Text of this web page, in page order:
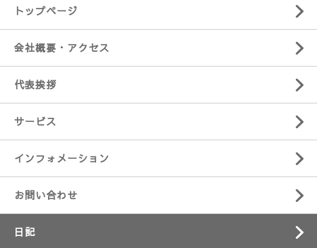
トップページ
会社概要・アクセス
代表挨拶
サービス
インフォメーション
お問い合わせ
日記